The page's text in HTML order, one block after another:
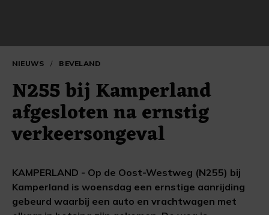
NIEUWS / BEVELAND
N255 bij Kamperland
afgesloten na ernstig
verkeersongeval
KAMPERLAND - Op de Oost-Westweg (N255) bij
Kamperland is woensdag een ernstige aanrijding
gebeurd waarbij een auto en vrachtwagen met